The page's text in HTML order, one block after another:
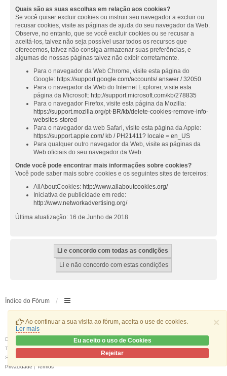
×
Ao continuar a sua visita ao fórum, aceita o use de cookies.
Ler mais
Eu aceito o uso de Cookies
Rejeitar
Quais são as suas escolhas em relação aos cookies?
Se você quiser excluir cookies ou instruir seu navegador a excluir ou
recusar cookies, visite as páginas de ajuda do seu navegador da Web.
Observe, no entanto, que se você excluir cookies ou se recusar a
aceitá-los, talvez não seja possível usar todos os recursos que
oferecemos, talvez não consiga armazenar suas preferências, e
algumas de nossas páginas talvez não exibir corretamente.
Para o navegador da Web Chrome, visite esta página do
Google: https://support.google.com/accounts/ answer / 32050
Para o navegador da Web do Internet Explorer, visite esta
página da Microsoft: http://support.microsoft.com/kb/278835
Para o navegador Firefox, visite esta página da Mozilla:
https://support.mozilla.org/pt-BR/kb/delete-cookies-remove-info-
websites-stored
Para o navegador da web Safari, visite esta página da Apple:
https://support.apple.com/ kb / PH21411? locale = en_US
Para qualquer outro navegador da Web, visite as páginas da
Web oficiais do seu navegador da Web.
Onde você pode encontrar mais informações sobre cookies?
Você pode saber mais sobre cookies e os seguintes sites de terceiros:
AllAboutCookies: http://www.allaboutcookies.org/
Iniciativa de publicidade em rede:
http://www.networkadvertising.org/
Última atualização: 16 de Junho de 2018
Índice do Fórum
Desenvolvido por
® Forum Software © phpBB Limited
Traduzido por:phpBB Portugal
Stylewe_universalcreated by INVENTEA & v12mike
Privacidade|Termos